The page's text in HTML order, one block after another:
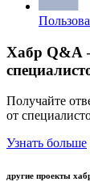
Хабр Q&A
Получайте
от
Узнать больше
другие проекты